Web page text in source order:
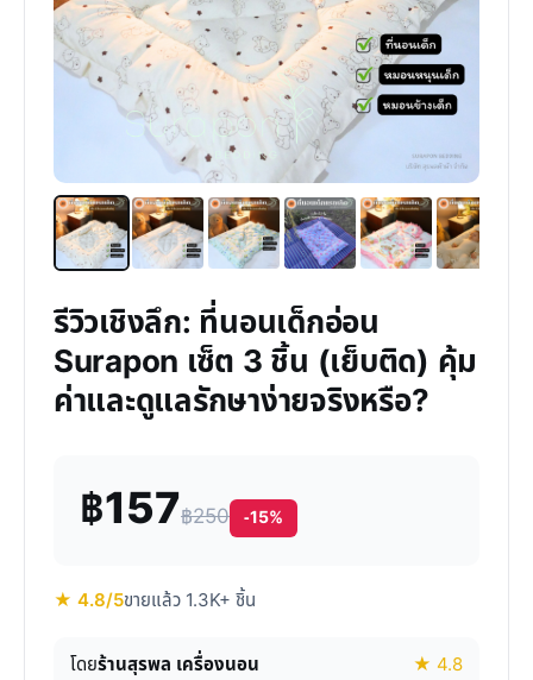
รีวิวเชิงลึก: ที่นอนเด็กอ่อน
Surapon เซ็ต 3 ชิ้น (เย็บติด) คุ้ม
ค่าและดูแลรักษาง่ายจริงหรือ?
฿157฿250 -15%
★ 4.8/5ขายแล้ว 1.3K+ ชิ้น
โดยร้านสุรพล เครื่องนอน ★ 4.8